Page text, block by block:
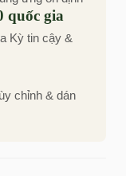
quốc gia
Kỳ tin cậy &
chỉnh & dán